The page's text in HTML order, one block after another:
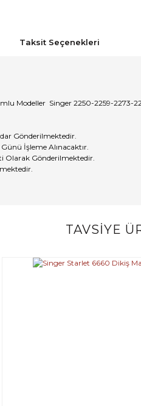
Taksit Seçenekleri
Modeller Singer 2250-2259-2273-
Gönderilmektedir.
İşleme Alınacaktır.
Olarak Gönderilmektedir.
Bu ürüne ilk
TAVSİYE